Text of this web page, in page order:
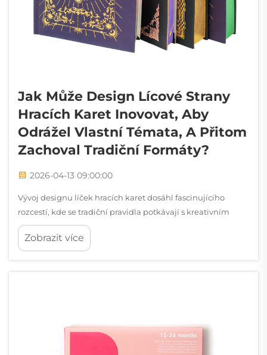
Jak Může Design Lícové Strany
Hracích Karet Inovovat, Aby
Odrážel Vlastní Témata, A Přitom
Zachoval Tradiční Formáty?
2026-04-13 09:00:00
Vývoj designu líček hracích karet dosáhl fascinujícího
rozcestí, kde se tradiční pravidla potkávají s kreativním
vyjádřením. Současní návrháři a výrobci karet nyní čelí
výzvě, jak vyvážit stovky let staré vizuální konvence s
Zobrazit více